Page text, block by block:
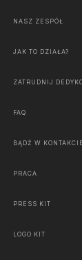
NASZ ZESPÓŁ
JAK TO DZIAŁA?
ZATRUDNIJ
FAQ
BĄDŹ W KONTAKCIE
PRACA
PRESS KIT
LOGO KIT